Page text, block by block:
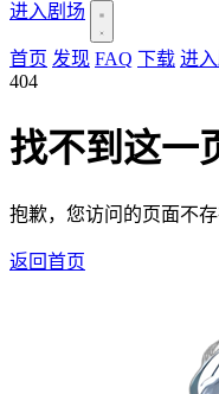
进入剧场
首页 发现 FAQ 下载 进
404
找不到这一
抱歉，您访问的页面不
返回首页